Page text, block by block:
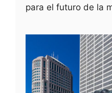
para el futuro de la